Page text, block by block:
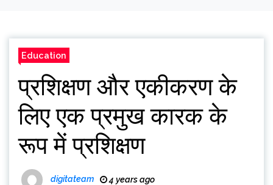
Education
प्रशिक्षण और एकीकरण के
लिए एक प्रमुख कारक के
रूप में प्रशिक्षण
digitateam 4 years ago